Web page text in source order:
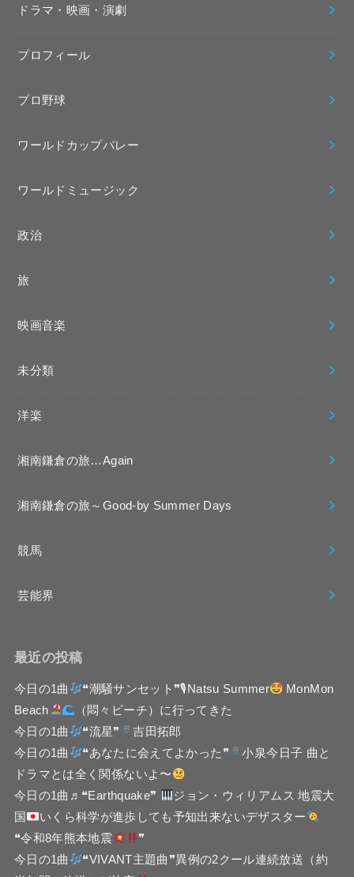
ドラマ・映画・演劇
プロフィール
プロ野球
ワールドカップバレー
ワールドミュージック
政治
旅
映画音楽
未分類
洋楽
湘南鎌倉の旅…Again
湘南鎌倉の旅～Good-by Summer Days
競馬
芸能界
最近の投稿
今日の1曲 ❝潮騒サンセット❞🎙Natsu Summer
MonMon
Beach
（悶々ビーチ）に行ってきた
今日の1曲
❝流星❞
吉田拓郎
今日の1曲
❝あなたに会えてよかった❞
小泉今日子 曲と
ドラマとは全く関係ないよ〜
今日の1曲♬❝Earthquake❞
ジョン・ウィリアムス 地震大
国
いくら科学が進歩しても予知出来ないデザスター
❝令和8年熊本地震
❞
今日の1曲
❝VIVANT主題曲❞異例の2クール連続放送（約